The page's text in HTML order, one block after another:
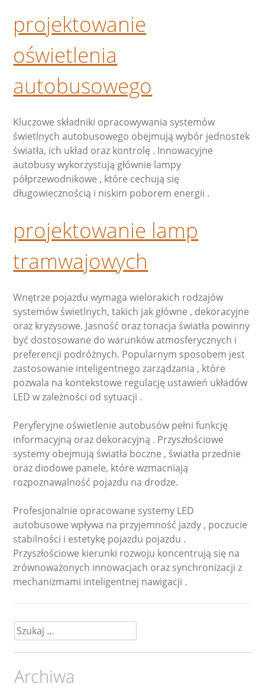
projektowanie
oświetlenia
autobusowego
Kluczowe składniki opracowywania systemów
świetlnych autobusowego obejmują wybór jednostek
światła, ich układ oraz kontrolę . Innowacyjne
autobusy wykorzystują głównie lampy
półprzewodnikowe , które cechują się
długowiecznością i niskim poborem energii .
projektowanie lamp
tramwajowych
Wnętrze pojazdu wymaga wielorakich rodzajów
systemów świetlnych, takich jak główne , dekoracyjne
oraz kryzysowe. Jasność oraz tonacja światła powinny
być dostosowane do warunków atmosferycznych i
preferencji podróżnych. Popularnym sposobem jest
zastosowanie inteligentnego zarządzania , które
pozwala na kontekstowe regulację ustawień układów
LED w zależności od sytuacji .
Peryferyjne oświetlenie autobusów pełni funkcję
informacyjną oraz dekoracyjną . Przyszłościowe
systemy obejmują światła boczne , światła przednie
oraz diodowe panele, które wzmacniają
rozpoznawalność pojazdu na drodze.
Profesjonalnie opracowane systemy LED
autobusowe wpływa na przyjemność jazdy , poczucie
stabilności i estetykę pojazdu pojazdu .
Przyszłościowe kierunki rozwoju koncentrują się na
zrównoważonych innowacjach oraz synchronizacji z
mechanizmami inteligentnej nawigacji .
Szukaj:
Archiwa